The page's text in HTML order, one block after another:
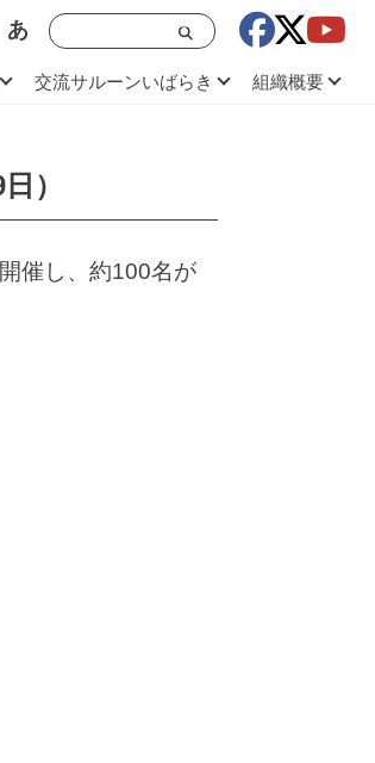
あ
交流サルーンいばらき 組織概要
）
催し、約100名が